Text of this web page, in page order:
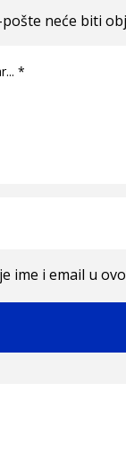
neće biti
ime i email u